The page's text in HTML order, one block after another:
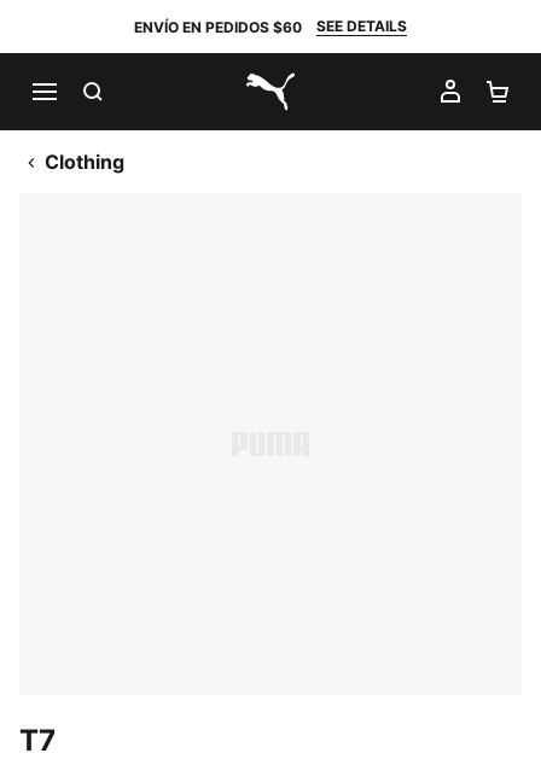
ENVÍO EN PEDIDOS $60 SEE DETAILS
PUMA.com
MI
Clothing
T7